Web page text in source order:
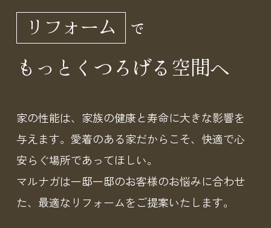
リフォーム で
もっとくつろげる空間へ
家の性能は、家族の健康と寿命に大きな影響を
与えます。 愛着のある家だからこそ、快適で心
安らぐ場所であってほしい。
マルナガは一邸一邸のお客様のお悩みに合わせ
た、 最適なリフォームをご提案いたします。